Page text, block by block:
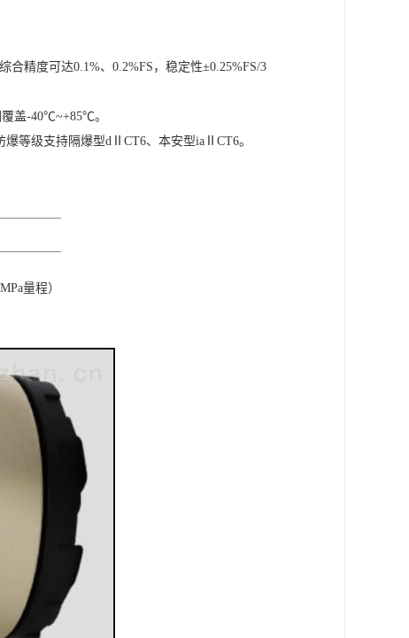
精度可达0.1%、0.2%FS，稳定性±0.25%FS/3
盖-40℃~+85℃。
等级支持隔爆型dⅡCT6、本安型iaⅡCT6。
量程）